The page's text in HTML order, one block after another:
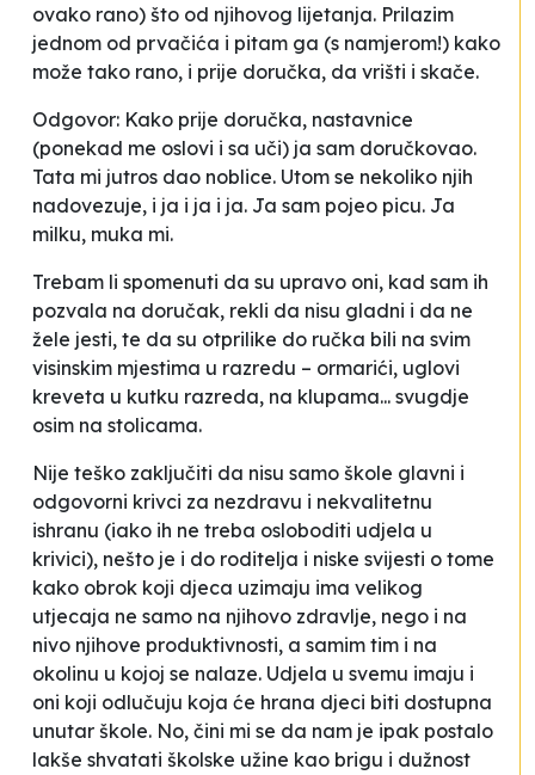
ovako rano) što od njihovog lijetanja. Prilazim
jednom od prvačića i pitam ga (s namjerom!) kako
može tako rano, i prije doručka, da vrišti i skače.
Odgovor: Kako prije doručka, nastavnice
(ponekad me oslovi i sa uči) ja sam doručkovao.
Tata mi jutros dao noblice. Utom se nekoliko njih
nadovezuje, i ja i ja i ja. Ja sam pojeo picu. Ja
milku, muka mi.
Trebam li spomenuti da su upravo oni, kad sam ih
pozvala na doručak, rekli da nisu gladni i da ne
žele jesti, te da su otprilike do ručka bili na svim
visinskim mjestima u razredu – ormarići, uglovi
kreveta u kutku razreda, na klupama... svugdje
osim na stolicama.
Nije teško zaključiti da nisu samo škole glavni i
odgovorni krivci za nezdravu i nekvalitetnu
ishranu (iako ih ne treba osloboditi udjela u
krivici), nešto je i do roditelja i niske svijesti o tome
kako obrok koji djeca uzimaju ima velikog
utjecaja ne samo na njihovo zdravlje, nego i na
nivo njihove produktivnosti, a samim tim i na
okolinu u kojoj se nalaze. Udjela u svemu imaju i
oni koji odlučuju koja će hrana djeci biti dostupna
unutar škole. No, čini mi se da nam je ipak postalo
lakše shvatati školske užine kao brigu i dužnost